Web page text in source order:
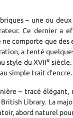
– une ou
Ce dernier a
comporte que des
a tenté
style du XVIIe
simple trait d’encre.
– tracé
Library. La
abord naturel